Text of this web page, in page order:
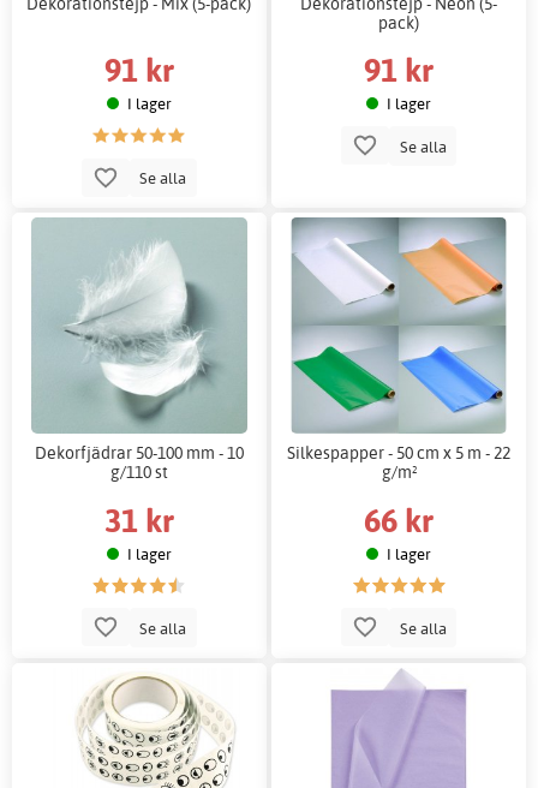
91 kr
I lager
Se alla
pack)
91 kr
I lager
Se alla
Dekorfjädrar 50-100 mm - 10
g/110 st
31 kr
I lager
Se alla
Silkespapper - 50 cm x 5 m - 22
g/m²
66 kr
I lager
Se alla